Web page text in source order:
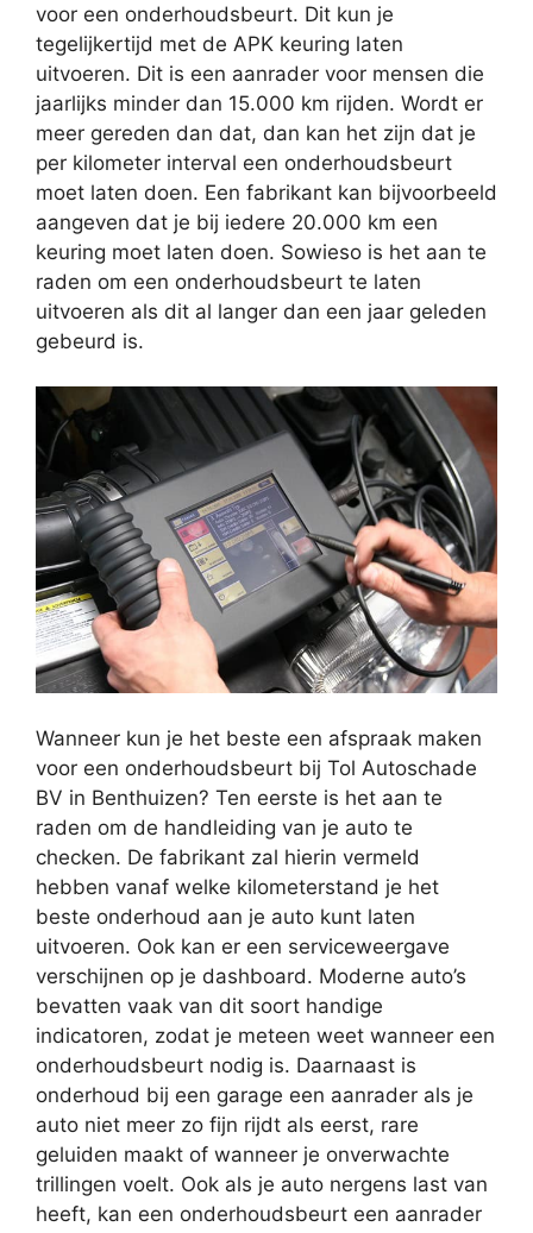
voor een onderhoudsbeurt. Dit kun je
tegelijkertijd met de APK keuring laten
uitvoeren. Dit is een aanrader voor mensen die
jaarlijks minder dan 15.000 km rijden. Wordt er
meer gereden dan dat, dan kan het zijn dat je
per kilometer interval een onderhoudsbeurt
moet laten doen. Een fabrikant kan bijvoorbeeld
aangeven dat je bij iedere 20.000 km een
keuring moet laten doen. Sowieso is het aan te
raden om een onderhoudsbeurt te laten
uitvoeren als dit al langer dan een jaar geleden
gebeurd is.
Wanneer kun je het beste een afspraak maken
voor een onderhoudsbeurt bij Tol Autoschade
BV in Benthuizen? Ten eerste is het aan te
raden om de handleiding van je auto te
checken. De fabrikant zal hierin vermeld
hebben vanaf welke kilometerstand je het
beste onderhoud aan je auto kunt laten
uitvoeren. Ook kan er een serviceweergave
verschijnen op je dashboard. Moderne auto’s
bevatten vaak van dit soort handige
indicatoren, zodat je meteen weet wanneer een
onderhoudsbeurt nodig is. Daarnaast is
onderhoud bij een garage een aanrader als je
auto niet meer zo fijn rijdt als eerst, rare
geluiden maakt of wanneer je onverwachte
trillingen voelt. Ook als je auto nergens last van
heeft, kan een onderhoudsbeurt een aanrader